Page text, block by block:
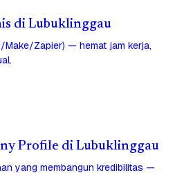
di Lubuklinggau
Make/Zapier) — hemat jam kerja,
Profile di Lubuklinggau
yang membangun kredibilitas —